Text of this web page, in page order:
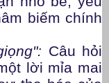
biếm chính
Câu hỏi
lời mỉa mai